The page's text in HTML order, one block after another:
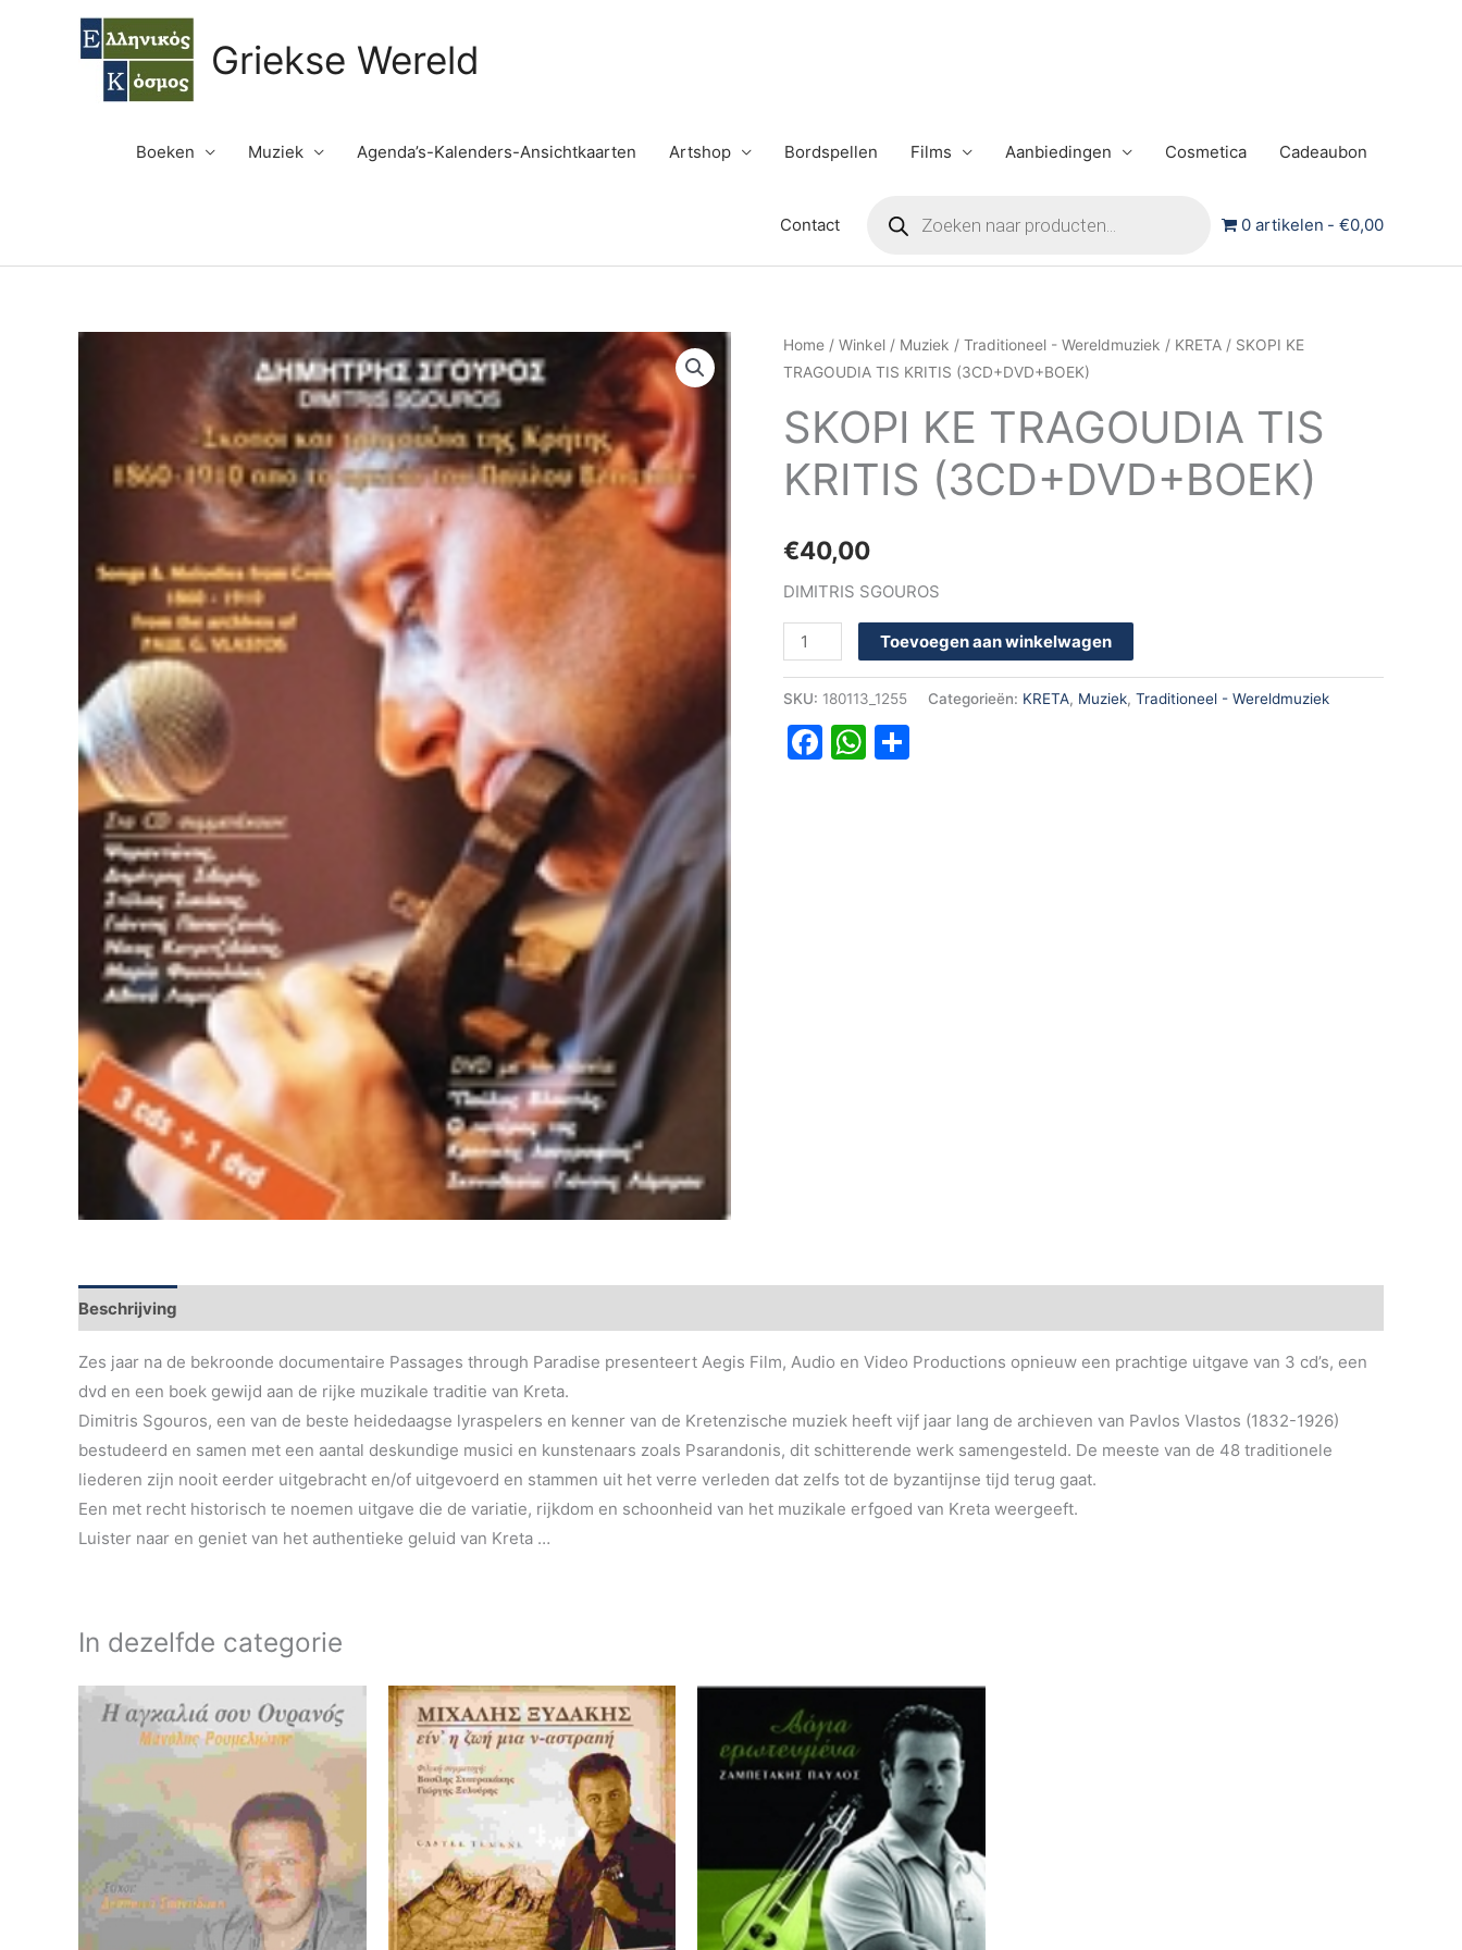
Griekse Wereld
Boeken Muziek Agenda’s-Kalenders-Ansichtkaarten Artshop Bordspellen Films Aanbiedingen Cosmetica Cadeaubon
Contact 0 artikelen €0,00
Home / Winkel / Muziek / Traditioneel - Wereldmuziek / KRETA / SKOPI KE
TRAGOUDIA TIS KRITIS (3CD+DVD+BOEK)
SKOPI KE TRAGOUDIA TIS
KRITIS (3CD+DVD+BOEK)
€40,00
DIMITRIS SGOUROS
SKOPI
KE
TIS
KRITIS
(3CD+DVD+BOEK)
Toevoegen aan winkelwagen
SKU: 180113_1255 Categorieën: KRETA, Muziek, Traditioneel - Wereldmuziek
Facebook
WhatsApp
Beschrijving
Zes jaar na de bekroonde documentaire Passages through Paradise presenteert Aegis Film, Audio en Video Productions opnieuw een prachtige uitgave van 3 cd’s, een
dvd en een boek gewijd aan de rijke muzikale traditie van Kreta.
Dimitris Sgouros, een van de beste heidedaagse lyraspelers en kenner van de Kretenzische muziek heeft vijf jaar lang de archieven van Pavlos Vlastos (1832-1926)
bestudeerd en samen met een aantal deskundige musici en kunstenaars zoals Psarandonis, dit schitterende werk samengesteld. De meeste van de 48 traditionele
liederen zijn nooit eerder uitgebracht en/of uitgevoerd en stammen uit het verre verleden dat zelfs tot de byzantijnse tijd terug gaat.
Een met recht historisch te noemen uitgave die de variatie, rijkdom en schoonheid van het muzikale erfgoed van Kreta weergeeft.
Luister naar en geniet van het authentieke geluid van Kreta …
In dezelfde categorie